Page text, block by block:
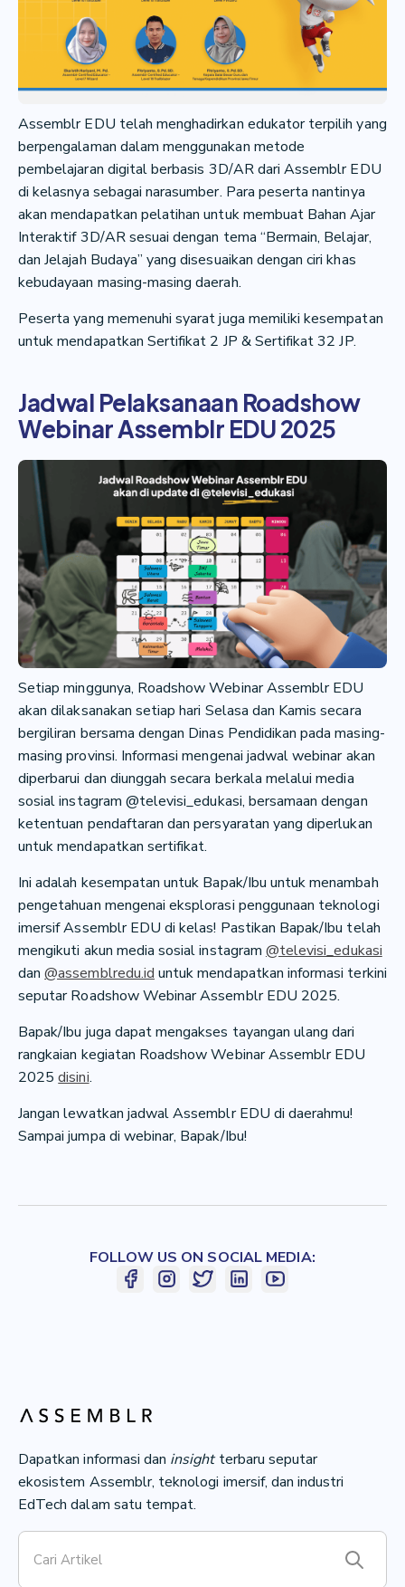
Dapatkan informasi dan insightterbaru seputar
ekosistem Assemblr, teknologi imersif, dan industri
EdTech dalam satu tempat.
Assemblr EDU telah menghadirkan edukator terpilih yang
berpengalaman dalam menggunakan metode
pembelajaran digital berbasis 3D/AR dari Assemblr EDU
di kelasnya sebagai narasumber. Para peserta nantinya
akan mendapatkan pelatihan untuk membuat Bahan Ajar
Interaktif 3D/AR sesuai dengan tema “Bermain, Belajar,
dan Jelajah Budaya” yang disesuaikan dengan ciri khas
kebudayaan masing-masing daerah.
Peserta yang memenuhi syarat juga memiliki kesempatan
untuk mendapatkan Sertifikat 2 JP & Sertifikat 32 JP.
Jadwal Pelaksanaan Roadshow
Webinar Assemblr EDU 2025
Setiap minggunya, Roadshow Webinar Assemblr EDU
akan dilaksanakan setiap hari Selasa dan Kamis secara
bergiliran bersama dengan Dinas Pendidikan pada masing-
masing provinsi. Informasi mengenai jadwal webinar akan
diperbarui dan diunggah secara berkala melalui media
sosial instagram @televisi_edukasi, bersamaan dengan
ketentuan pendaftaran dan persyaratan yang diperlukan
untuk mendapatkan sertifikat.
Ini adalah kesempatan untuk Bapak/Ibu untuk menambah
pengetahuan mengenai eksplorasi penggunaan teknologi
imersif Assemblr EDU di kelas! Pastikan Bapak/Ibu telah
mengikuti akun media sosial instagram @televisi_edukasi
dan@assemblredu.id untuk mendapatkan informasi terkini
seputar Roadshow Webinar Assemblr EDU 2025.
Bapak/Ibu juga dapat mengakses tayangan ulang dari
rangkaian kegiatan Roadshow Webinar Assemblr EDU
2025disini.
Jangan lewatkan jadwal Assemblr EDU di daerahmu!
Sampai jumpa di webinar, Bapak/Ibu!
FOLLOW US ON SOCIAL MEDIA: